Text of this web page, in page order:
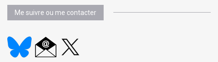
Me suivre ou me contacter